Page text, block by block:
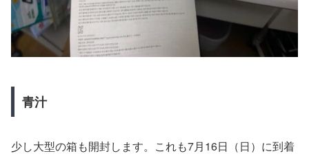
青汁
少し大型の箱も開封します。これも7月16日（日）に到着